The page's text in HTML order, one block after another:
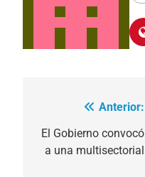
Navegación
de
Anterior:
El Gobierno convocó
a una multisectorial